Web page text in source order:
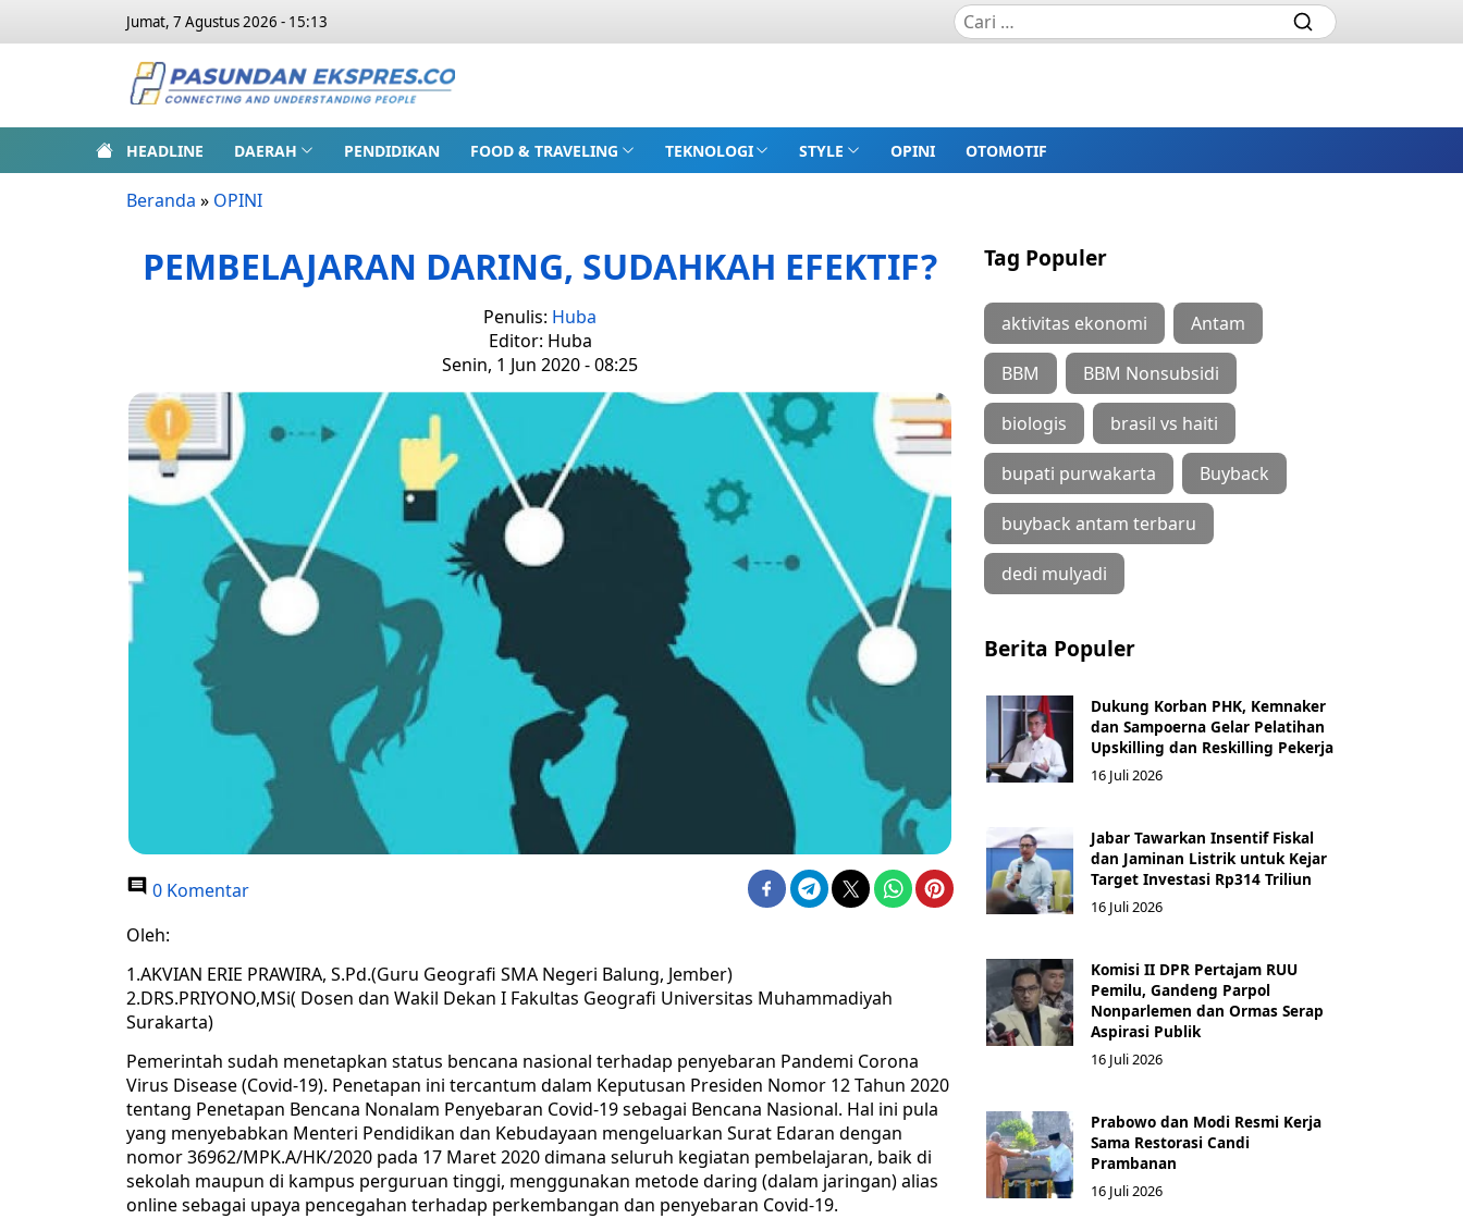
Jumat, 7 Agustus 2026 - 15:13
HEADLINE DAERAH PENDIDIKAN FOOD & TRAVELING TEKNOLOGI STYLE OPINI OTOMOTIF
Beranda » OPINI
PEMBELAJARAN DARING, SUDAHKAH EFEKTIF?
Penulis: Huba
Editor: Huba
Senin, 1 Jun 2020 - 08:25
0 Komentar
Oleh:
1.AKVIAN ERIE PRAWIRA, S.Pd.(Guru Geografi SMA Negeri Balung, Jember)
2.DRS.PRIYONO,MSi( Dosen dan Wakil Dekan I Fakultas Geografi Universitas Muhammadiyah
Surakarta)
Pemerintah sudah menetapkan status bencana nasional terhadap penyebaran Pandemi Corona
Virus Disease (Covid-19). Penetapan ini tercantum dalam Keputusan Presiden Nomor 12 Tahun 2020
tentang Penetapan Bencana Nonalam Penyebaran Covid-19 sebagai Bencana Nasional. Hal ini pula
yang menyebabkan Menteri Pendidikan dan Kebudayaan mengeluarkan Surat Edaran dengan
nomor 36962/MPK.A/HK/2020 pada 17 Maret 2020 dimana seluruh kegiatan pembelajaran, baik di
sekolah maupun di kampus perguruan tinggi, menggunakan metode daring (dalam jaringan) alias
online sebagai upaya pencegahan terhadap perkembangan dan penyebaran Covid-19.
Tag Populer
aktivitas ekonomi Antam
BBM BBM Nonsubsidi
biologis brasil vs haiti
bupati purwakarta Buyback
buyback antam terbaru
dedi mulyadi
Berita Populer
Dukung Korban PHK, Kemnaker
dan Sampoerna Gelar Pelatihan
Upskilling dan Reskilling Pekerja
16 Juli 2026
Jabar Tawarkan Insentif Fiskal
dan Jaminan Listrik untuk Kejar
Target Investasi Rp314 Triliun
16 Juli 2026
Komisi II DPR Pertajam RUU
Pemilu, Gandeng Parpol
Nonparlemen dan Ormas Serap
Aspirasi Publik
16 Juli 2026
Prabowo dan Modi Resmi Kerja
Sama Restorasi Candi
Prambanan
16 Juli 2026